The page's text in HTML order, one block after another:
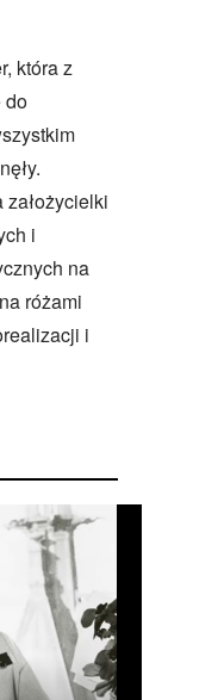
która z
do
i
na
różami
i